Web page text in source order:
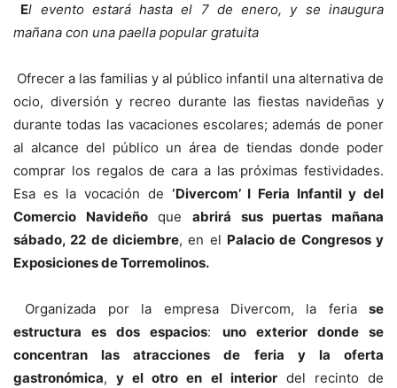
El evento estará hasta el 7 de enero, y se inaugura
mañana con una paella popular gratuita
Ofrecer a las familias y al público infantil una alternativa de
ocio, diversión y recreo durante las fiestas navideñas y
durante todas las vacaciones escolares; además de poner
al alcance del público un área de tiendas donde poder
comprar los regalos de cara a las próximas festividades.
Esa es la vocación de ‘Divercom’ I Feria Infantil y del
Comercio Navideñoqueabrirá sus puertas mañana
sábado, 22 de diciembre, en el Palacio de Congresos y
Exposiciones de Torremolinos.
Organizada por la empresa Divercom, la feria se
estructura es dos espacios: uno exterior donde se
concentran las atracciones de feria y la oferta
gastronómica,y el otro en el interiordel recinto de